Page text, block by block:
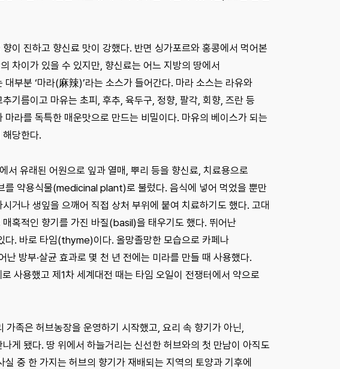
이 진하고 향신료 맛이 강했다. 반면 싱가포르와 홍콩에서 먹어본
차이가 있을 수 있지만, 향신료는 어느 지방의 땅에서
부분 ‘마라(麻辣)’라는 소스가 들어간다. 마라 소스는 라유와
기름이고 마유는 초피, 후추, 육두구, 정향, 팔각, 회향, 즈란 등
라를 독특한 매운맛으로 만드는 비밀이다. 마유의 베이스가 되는
당한다.
유래된 어원으로 잎과 열매, 뿌리 등을 향신료, 치료용으로
를 약용식물(medicinal plant)로 불렀다. 음식에 넣어 먹었을 뿐만
거나 생잎을 으깨어 직접 상처 부위에 붙여 치료하기도 했다. 고대
혹적인 향기를 가진 바질(basil)을 태우기도 했다. 뛰어난
다. 바로 타임(thyme)이다. 올망졸망한 모습으로 카페나
방부·살균 효과로 몇 천 년 전에는 미라를 만들 때 사용했다.
사용했고 제1차 세계대전 때는 타임 오일이 전쟁터에서 약으로
족은 허브농장을 운영하기 시작했고, 요리 속 향기가 아닌,
게 됐다. 땅 위에서 하늘거리는 신선한 허브와의 첫 만남이 아직도
중 한 가지는 허브의 향기가 재배되는 지역의 토양과 기후에